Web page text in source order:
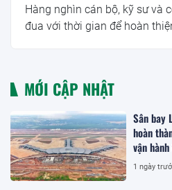
Hàng nghìn cán bộ, kỹ sư và
đua với thời gian để hoàn
MỚI CẬP NHẬT
Sân bay
hoàn
vận
1 ngày